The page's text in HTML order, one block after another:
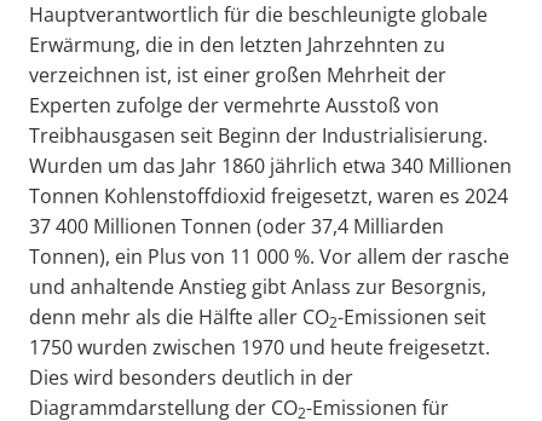
Hauptverantwortlich für die beschleunigte globale
Erwärmung, die in den letzten Jahrzehnten zu
verzeichnen ist, ist einer großen Mehrheit der
Experten zufolge der vermehrte Ausstoß von
Treibhausgasen seit Beginn der Industrialisierung.
Wurden um das Jahr 1860 jährlich etwa 340 Millionen
Tonnen Kohlenstoffdioxid freigesetzt, waren es 2024
37 400 Millionen Tonnen (oder 37,4 Milliarden
Tonnen), ein Plus von 11 000 %. Vor allem der rasche
und anhaltende Anstieg gibt Anlass zur Besorgnis,
denn mehr als die Hälfte aller CO2-Emissionen seit
1750 wurden zwischen 1970 und heute freigesetzt.
Dies wird besonders deutlich in der
Diagrammdarstellung der CO2-Emissionen für